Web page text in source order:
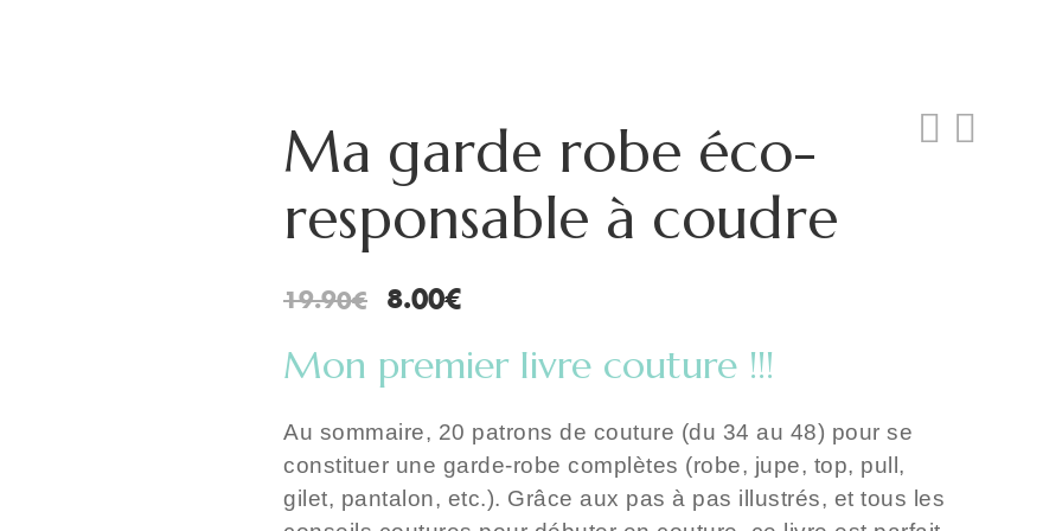
Ma garde robe éco-
responsable à coudre
19.90€
Le
initial
19.90€.
8.00€Le
actuel
8.00€.
Mon premier livre couture !!!
Au sommaire, 20 patrons de couture (du 34 au 48) pour se
constituer une garde-robe complètes (robe, jupe, top, pull,
gilet, pantalon, etc.). Grâce aux pas à pas illustrés, et tous les